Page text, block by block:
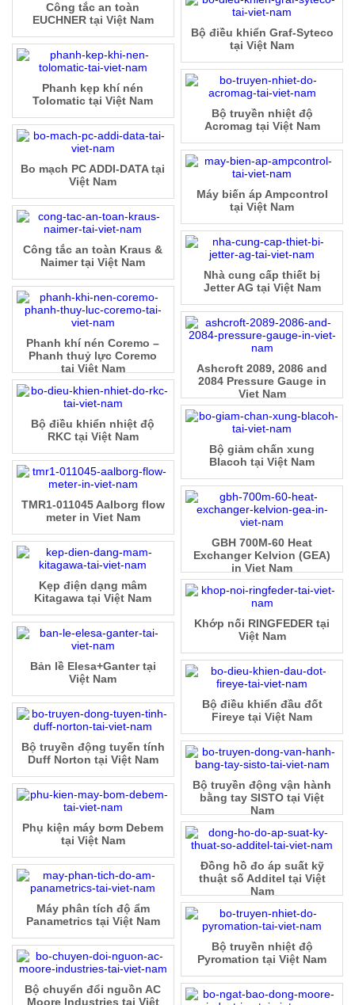
Công tắc an toàn
EUCHNER tại Việt Nam
Bộ điều khiển Graf-Syteco
tại Việt Nam
Phanh kẹp khí nén
Tolomatic tại Việt Nam
Bộ truyền nhiệt độ
Acromag tại Việt Nam
Bo mạch PC ADDI-DATA tại
Việt Nam
Máy biến áp Ampcontrol
tại Việt Nam
Công tắc an toàn Kraus &
Naimer tại Việt Nam
Nhà cung cấp thiết bị
Jetter AG tại Việt Nam
Phanh khí nén Coremo –
Phanh thuỷ lực Coremo
tại Việt Nam
Ashcroft 2089, 2086 and
2084 Pressure Gauge in
Viet Nam
Bộ điều khiển nhiệt độ
RKC tại Việt Nam
Bộ giảm chấn xung
Blacoh tại Việt Nam
TMR1-011045 Aalborg flow
meter in Viet Nam
GBH 700M-60 Heat
Exchanger Kelvion (GEA)
in Viet Nam
Kẹp điện dạng mâm
Kitagawa tại Việt Nam
Khớp nối RINGFEDER tại
Việt Nam
Bản lề Elesa+Ganter tại
Việt Nam
Bộ điều khiển đầu đốt
Fireye tại Việt Nam
Bộ truyền động tuyến tính
Duff Norton tại Việt Nam
Bộ truyền động vận hành
bằng tay SISTO tại Việt
Nam
Phụ kiện máy bơm Debem
tại Việt Nam
Đồng hồ đo áp suất kỹ
thuật số Additel tại Việt
Nam
Máy phân tích độ ẩm
Panametrics tại Việt Nam
Bộ truyền nhiệt độ
Pyromation tại Việt Nam
Bộ chuyển đổi nguồn AC
Moore Industries tại Việt